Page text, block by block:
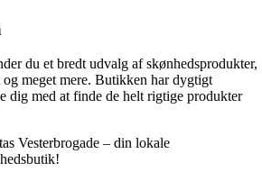
du et bredt udvalg af skønhedsprodukter,
meget mere. Butikken har dygtigt
dig med at finde de helt rigtige produkter
Vesterbrogade – din lokale